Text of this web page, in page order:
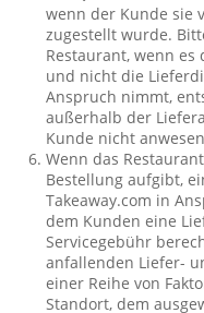
wenn der Kunde sie
zugestellt wurde.
Restaurant, wenn
und nicht die
Anspruch nimmt,
außerhalb der
Kunde nicht
Wenn das
Bestellung aufgibt,
Takeaway.com in
dem Kunden eine
Servicegebühr
anfallenden Liefer-
einer Reihe von
Standort, dem